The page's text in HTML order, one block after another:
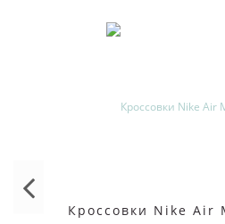
Кроссовки Nike Air